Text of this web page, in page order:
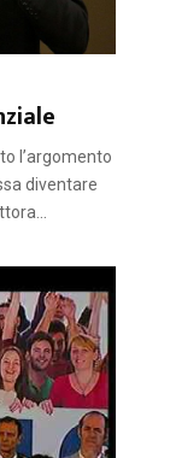
l’argomento
diventare